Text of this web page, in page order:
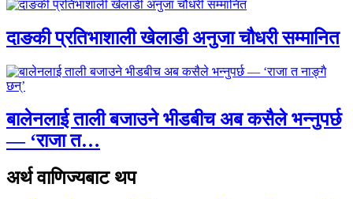
दाङकी प्रतिभाशाली खेलाडी अनुजा चौधरी सम्मानित
बालेनलाई ताली बजाउने भीडबीच अब कसैले भन्नुपर्छ
— ‘राजा त…
अर्थ वाणिज्यबाट थप